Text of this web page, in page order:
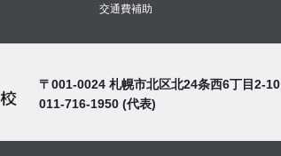
交通費補助
〒001-0024 札幌市北区北24条西6丁目2-10
011-716-1950(代表)